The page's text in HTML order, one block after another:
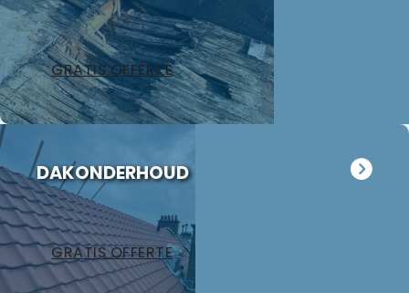
GRATIS OFFERTE
DAKONDERHOUD
GRATIS OFFERTE